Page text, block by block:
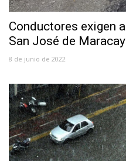
Conductores exigen
San José de Maracay
8 de junio de 2022